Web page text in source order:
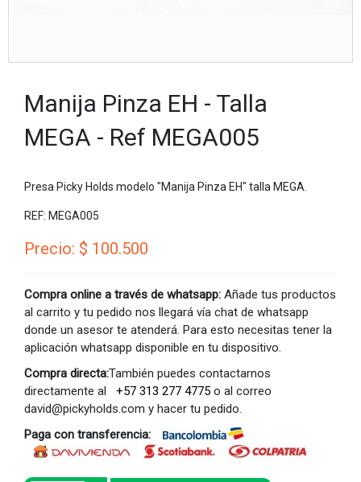
Manija Pinza EH - Talla
MEGA - Ref MEGA005
Presa Picky Holds modelo "Manija Pinza EH" talla MEGA.
REF: MEGA005
Precio: $ 100.500
Compra online a través de whatsapp: Añade tus productos
al carrito y tu pedido nos llegará vía chat de whatsapp
donde un asesor te atenderá. Para esto necesitas tener la
aplicación whatsapp disponible en tu dispositivo.
Compra directa:También puedes contactarnos
directamente al
+57 313 277 4775 o al correo
david@pickyholds.com y hacer tu pedido.
Paga con transferencia: